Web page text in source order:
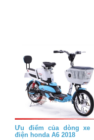
Ưu điểm của dòng xe
điện honda A6 2018